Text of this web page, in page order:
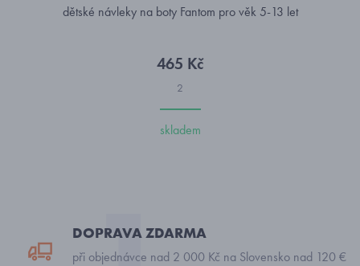
dětské návleky na boty Fantom pro věk 5-13 let
465 Kč
2
skladem
DOPRAVA ZDARMA
při objednávce nad 2 000 Kč na Slovensko nad 120 €